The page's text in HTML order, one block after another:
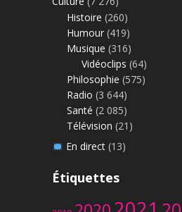
Histoire (260)
Humour (419)
Musique (316)
Vidéoclips (64)
Philosophie (575)
Radio (3 644)
Santé (2 085)
Télévision (21)
En direct(13)
Étiquettes